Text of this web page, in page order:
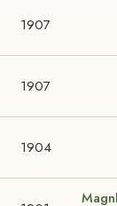
1907
1907
1904